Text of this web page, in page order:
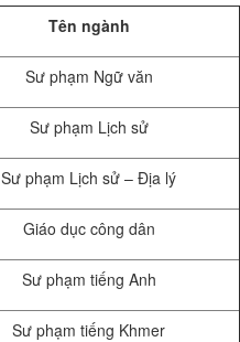
Tên ngành
Sư phạm Ngữ văn
Sư phạm Lịch sử
Sư phạm Lịch sử – Địa lý
Giáo dục công dân
Sư phạm tiếng Anh
Sư phạm tiếng Khmer